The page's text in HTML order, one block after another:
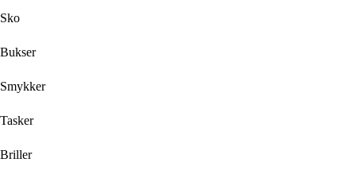
Sko
Bukser
Smykker
Tasker
Briller